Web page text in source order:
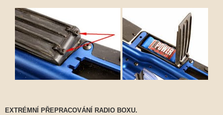
EXTRÉMNÍ PŘEPRACOVÁNÍ RADIO BOXU.